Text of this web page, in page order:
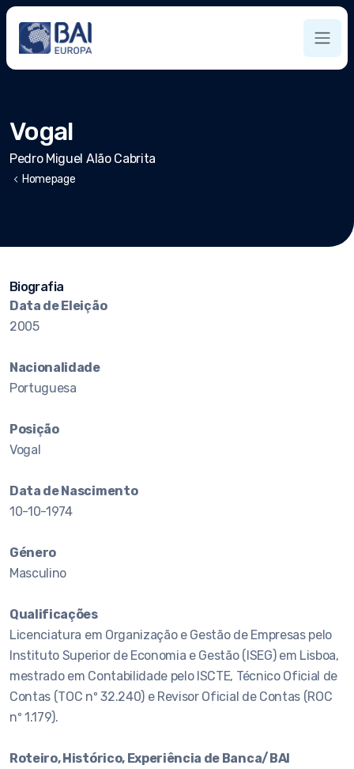
Vogal
Pedro Miguel Alão Cabrita
chevron_left Homepage
Biografia
Data de Eleição
2005
Nacionalidade
Portuguesa
Posição
Vogal
Data de Nascimento
10-10-1974
Género
Masculino
Qualificações
Licenciatura em Organização e Gestão de Empresas pelo
Instituto Superior de Economia e Gestão (ISEG) em Lisboa,
mestrado em Contabilidade pelo ISCTE, Técnico Oficial de
Contas (TOC nº 32.240) e Revisor Oficial de Contas (ROC
nº 1.179).
Roteiro, Histórico, Experiência de Banca/BAI